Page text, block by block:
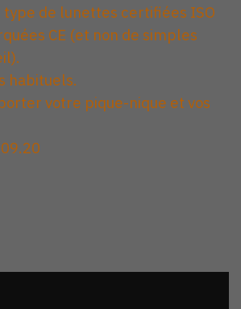
type de lunettes certifiées ISO
CE (et non de simples
habituels.
votre pique-nique et vos